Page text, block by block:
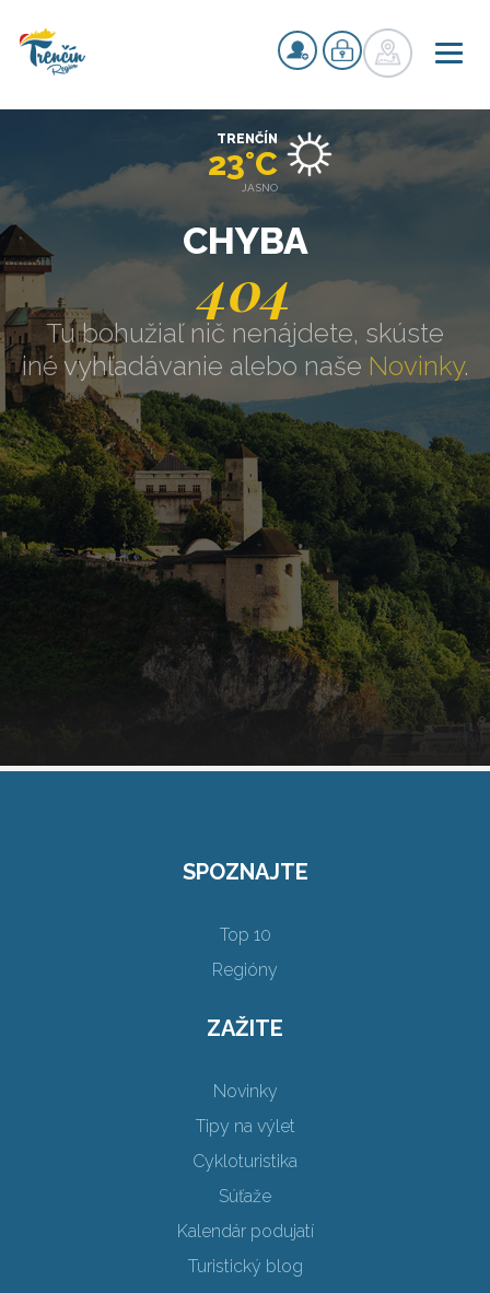
CHYBA
404
Tu bohužiaľ nič nenájdete, skúste
iné vyhľadávanie alebo naše Novinky.
TRENČÍN
23°C
JASNO
SPOZNAJTE
Top 10
Regióny
ZAŽITE
Novinky
Tipy na výlet
Cykloturistika
Súťaže
Kalendár podujatí
Turistický blog